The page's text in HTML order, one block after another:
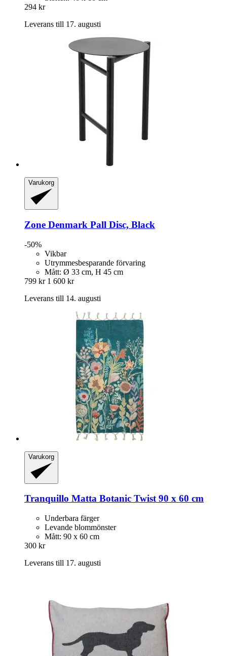
294 kr
Leverans till 17. augusti
Varukorg
Zone Denmark Pall Disc, Black
-50%
Vikbar
Utrymmesbesparande förvaring
Mått: Ø 33 cm, H 45 cm
799 kr 1 600 kr
Leverans till 14. augusti
Varukorg
Tranquillo Matta Botanic Twist 90 x 60 cm
Underbara färger
Levande blommönster
Mått: 90 x 60 cm
300 kr
Leverans till 17. augusti